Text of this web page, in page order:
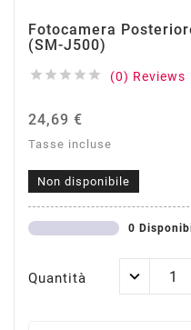
Fotocamera
(SM-J500)
     (0) Reviews
24,69 €
Tasse incluse
Non disponibile
0
Quantità